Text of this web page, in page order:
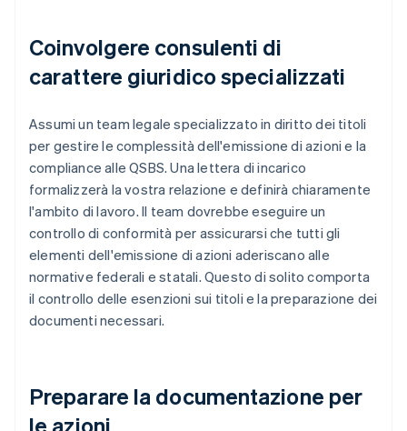
Coinvolgere consulenti di
carattere giuridico specializzati
Assumi un team legale specializzato in diritto dei titoli
per gestire le complessità dell'emissione di azioni e la
compliance alle QSBS. Una lettera di incarico
formalizzerà la vostra relazione e definirà chiaramente
l'ambito di lavoro. Il team dovrebbe eseguire un
controllo di conformità per assicurarsi che tutti gli
elementi dell'emissione di azioni aderiscano alle
normative federali e statali. Questo di solito comporta
il controllo delle esenzioni sui titoli e la preparazione dei
documenti necessari.
Preparare la documentazione per